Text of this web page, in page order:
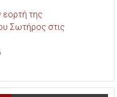
εορτή της
Σωτήρος στις